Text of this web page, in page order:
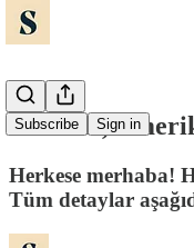
Subscribe Sign in
🛵 Getir,
Herkese merhaba!
Tüm detaylar